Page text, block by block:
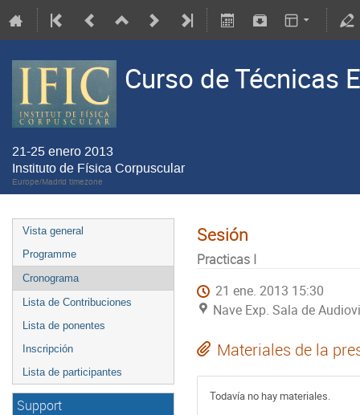
Curso de Técnicas
21-25 enero 2013
Instituto de Física Corpuscular
Europe/Madrid timezone
Vista general
Programme
Cronograma
Lista de Contribuciones
Lista de ponentes
Inscripción
Lista de participantes
Support
Sesión
Practicas I
21 ene. 2013 15:30
Nave Exp. Sala de
Materiales de la
Todavía no hay materiales.